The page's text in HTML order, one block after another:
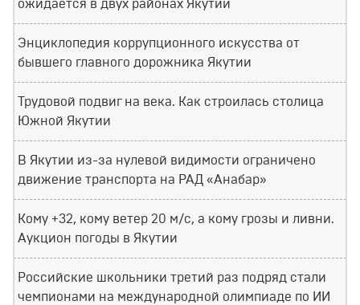
ожидается в двух районах Якутии
Энциклопедия коррупционного искусства от
бывшего главного дорожника Якутии
Трудовой подвиг на века. Как строилась столица
Южной Якутии
В Якутии из-за нулевой видимости ограничено
движение транспорта на РАД «Анабар»
Кому +32, кому ветер 20 м/с, а кому грозы и ливни.
Аукцион погоды в Якутии
Российские школьники третий раз подряд стали
чемпионами на международной олимпиаде по ИИ